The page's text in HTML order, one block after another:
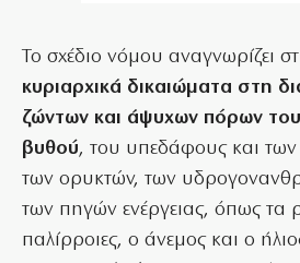
Το σχέδιο νόμου αναγνωρίζει
κυριαρχικά δικαιώματα στη
ζώντων και άψυχων πόρων
βυθού, του υπεδάφους και
των ορυκτών, των
των πηγών ενέργειας, όπως τα
παλίρροιες, ο άνεμος και ο